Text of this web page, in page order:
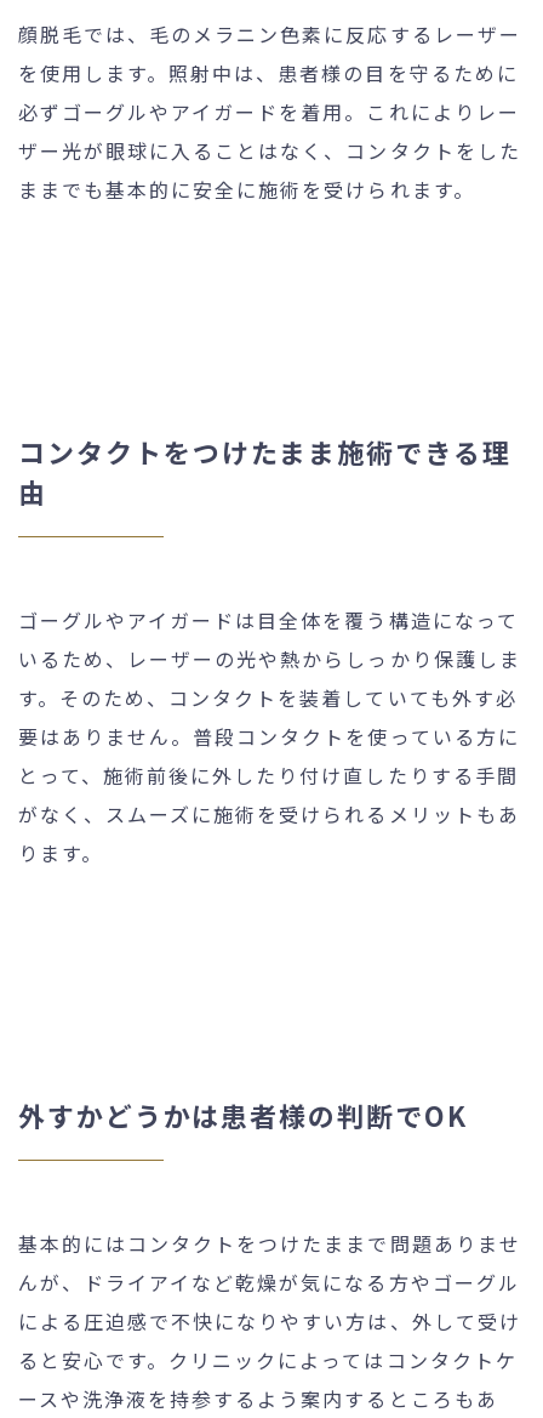
顔脱毛では、毛のメラニン色素に反応するレーザー
を使用します。照射中は、患者様の目を守るために
必ずゴーグルやアイガードを着用。これによりレー
ザー光が眼球に入ることはなく、コンタクトをした
ままでも基本的に安全に施術を受けられます。
コンタクトをつけたまま施術できる理
由
ゴーグルやアイガードは目全体を覆う構造になって
いるため、レーザーの光や熱からしっかり保護しま
す。そのため、コンタクトを装着していても外す必
要はありません。普段コンタクトを使っている方に
とって、施術前後に外したり付け直したりする手間
がなく、スムーズに施術を受けられるメリットもあ
ります。
外すかどうかは患者様の判断でOK
基本的にはコンタクトをつけたままで問題ありませ
んが、ドライアイなど乾燥が気になる方やゴーグル
による圧迫感で不快になりやすい方は、外して受け
ると安心です。クリニックによってはコンタクトケ
ースや洗浄液を持参するよう案内するところもあ